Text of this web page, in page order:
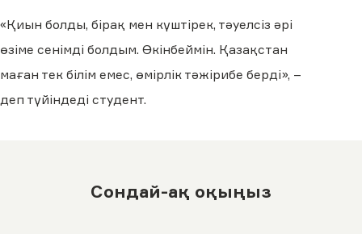
«Қиын болды, бірақ мен күштірек, тәуелсіз әрі
өзіме сенімді болдым. Өкінбеймін. Қазақстан
маған тек білім емес, өмірлік тәжірибе берді», –
деп түйіндеді студент.
Сондай-ақ оқыңыз